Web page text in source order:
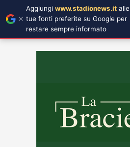
Aggiungi www.stadionews.it alle
tue fonti preferite su Google per
restare sempre informato